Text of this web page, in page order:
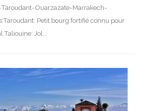
Ouarzazate-Marrakech-
Petit bourg fortifié connu pour
Jol...